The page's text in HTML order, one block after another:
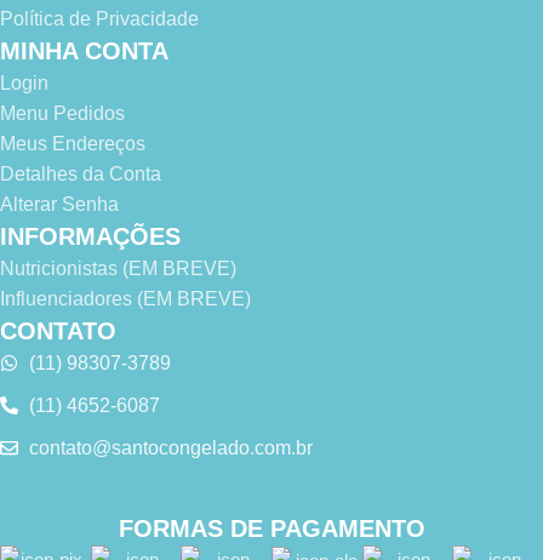
Política de Privacidade
MINHA CONTA
Login
Menu Pedidos
Meus Endereços
Detalhes da Conta
Alterar Senha
INFORMAÇÕES
Nutricionistas (EM BREVE)
Influenciadores (EM BREVE)
CONTATO
(11) 98307-3789
(11) 4652-6087
contato@santocongelado.com.br
FORMAS DE PAGAMENTO